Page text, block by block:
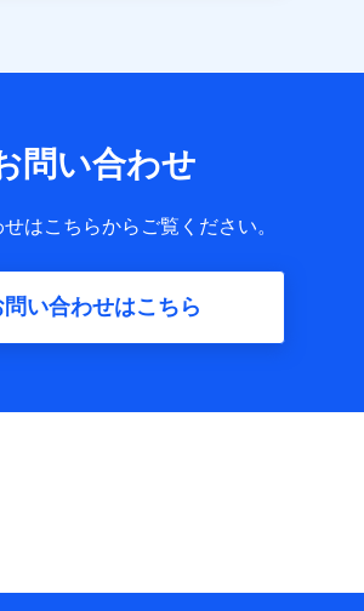
問い合わせ
はこちらからご覧ください。
問い合わせはこちら